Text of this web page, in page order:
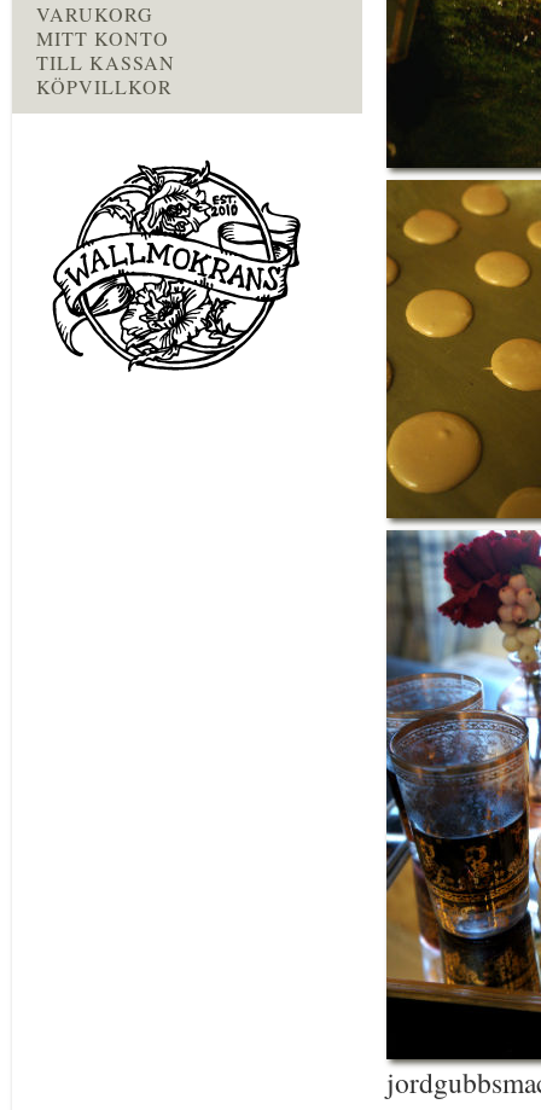
VARUKORG
MITT KONTO
TILL KASSAN
KÖPVILLKOR